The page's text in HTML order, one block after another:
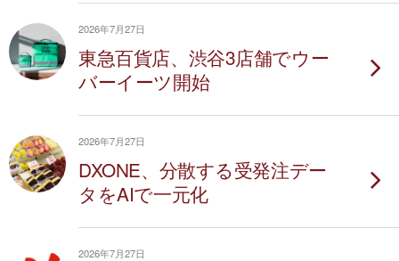
2026年7月27日
東急百貨店、渋谷3店舗でウー
バーイーツ開始
2026年7月27日
DXONE、分散する受発注デー
タをAIで一元化
2026年7月27日